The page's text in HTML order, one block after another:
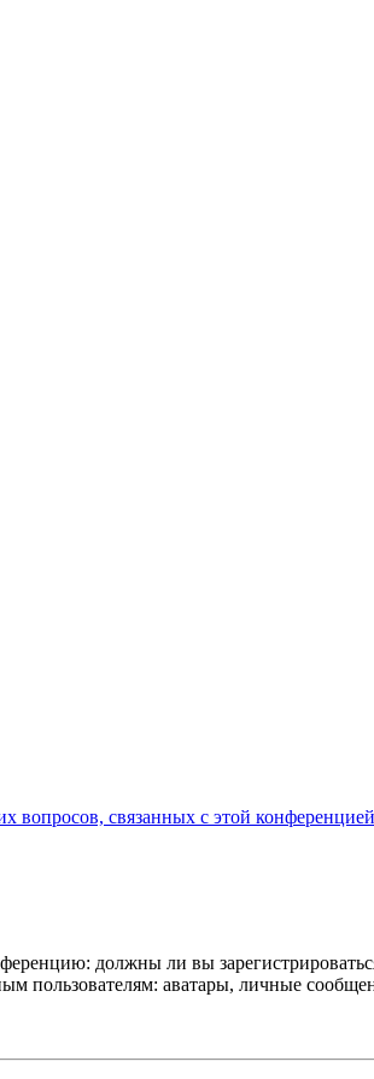
вопросов, связанных с этой
должны ли вы
пользователям: аватары, личные